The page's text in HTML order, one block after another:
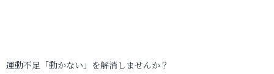
運動不足「動かない」を解消しませんか？